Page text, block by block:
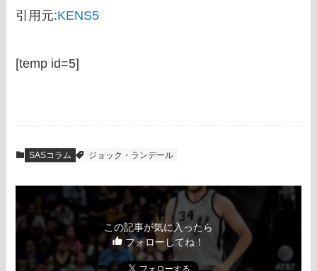
引用元:KENS5
[temp id=5]
SASコラム ジョック・ランデール
この記事が気に入ったら
フォローしてね！